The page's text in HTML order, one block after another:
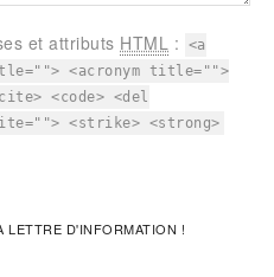
et attributs HTML :
<a
<acronym title="">
<code> <del
<strike> <strong>
LETTRE D'INFORMATION !